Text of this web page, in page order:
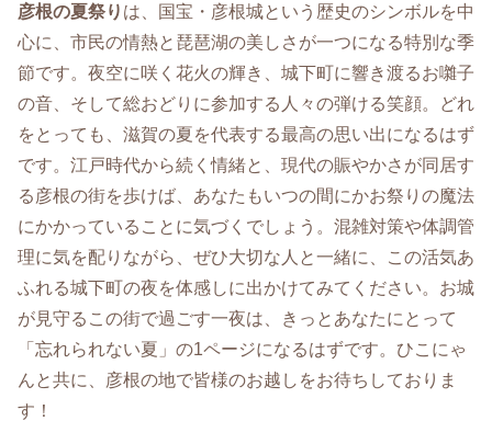
彦根の夏祭り は、国宝・彦根城という歴史のシンボルを中
心に、市民の情熱と琵琶湖の美しさが一つになる特別な季
節です。夜空に咲く花火の輝き、城下町に響き渡るお囃子
の音、そして総おどりに参加する人々の弾ける笑顔。どれ
をとっても、滋賀の夏を代表する最高の思い出になるはず
です。江戸時代から続く情緒と、現代の賑やかさが同居す
る彦根の街を歩けば、あなたもいつの間にかお祭りの魔法
にかかっていることに気づくでしょう。混雑対策や体調管
理に気を配りながら、ぜひ大切な人と一緒に、この活気あ
ふれる城下町の夜を体感しに出かけてみてください。お城
が見守るこの街で過ごす一夜は、きっとあなたにとって
「忘れられない夏」の1ページになるはずです。ひこにゃ
んと共に、彦根の地で皆様のお越しをお待ちしておりま
す！